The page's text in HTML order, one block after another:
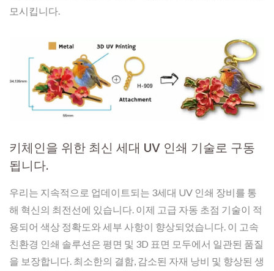
모시킵니다.
키체인을 위한 최신 세대 UV 인쇄 기술로 구동
됩니다.
우리는 지속적으로 업데이트되는 3세대 UV 인쇄 장비를 통
해 혁신의 최전선에 있습니다. 이제 고급 자동 초점 기술이 적
용되어 색상 정확도와 세부 사항이 향상되었습니다. 이 고속
친환경 인쇄 솔루션은 평면 및 3D 표면 모두에서 일관된 품질
을 보장합니다. 최소한의 결함, 감소된 자재 낭비 및 향상된 생